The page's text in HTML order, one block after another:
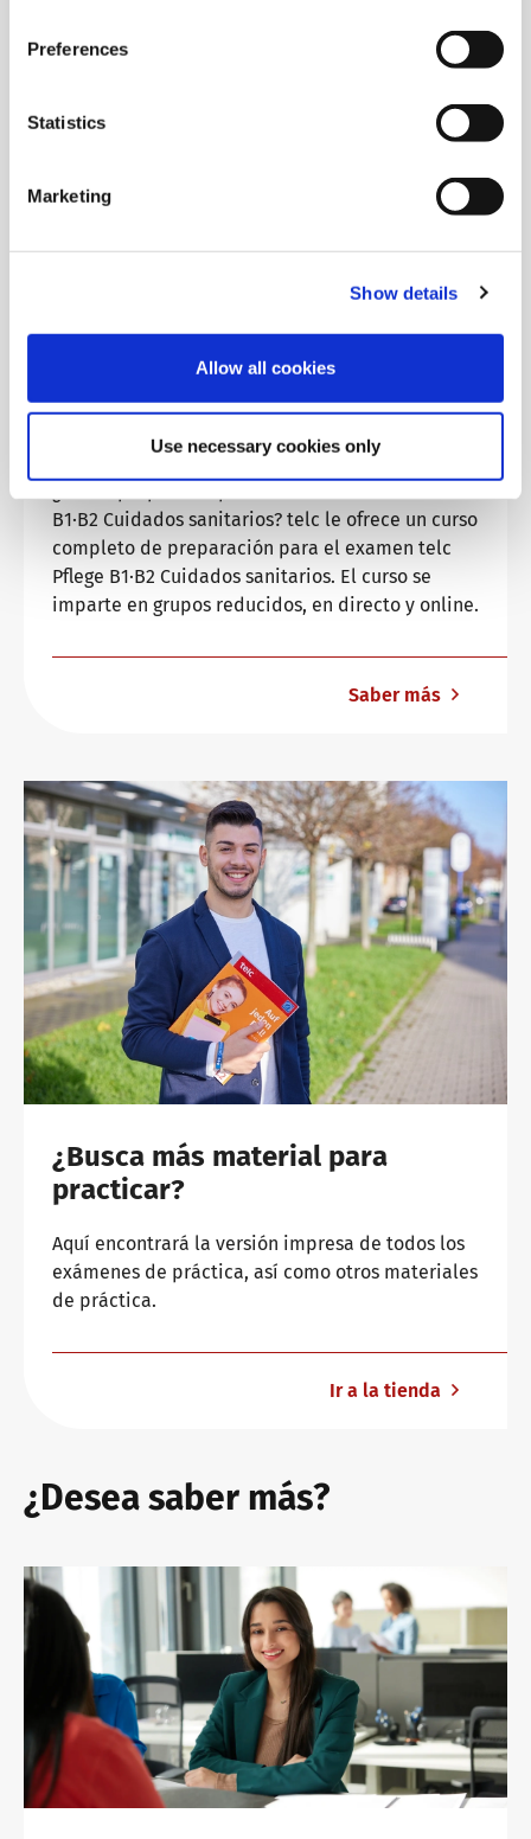
Preferences
Statistics
Marketing
Show details
Allow all cookies
Use necessary cookies only
Preparación para el examen
Alemán B1∙B2 Cuidados
sanitarios en línea en directo
B1∙B2 Cuidados sanitarios? telc le ofrece un curso
completo de preparación para el examen telc
Pflege B1∙B2 Cuidados sanitarios. El curso se
imparte en grupos reducidos, en directo y online.
Saber más
¿Busca más material para
practicar?
Aquí encontrará la versión impresa de todos los
exámenes de práctica, así como otros materiales
de práctica.
Ir a la tienda
¿Desea saber más?